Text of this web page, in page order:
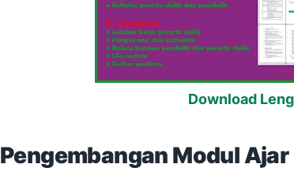
Download
Pengembangan Modul Ajar